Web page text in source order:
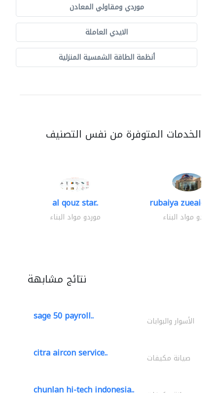
موردي ومقاولي المعادن
الايدي العاملة
أنظمة الطاقة الشمسية المنزلية
الخدمات المتوفرة من نفس التصنيف
al qouz star..
موردو مواد البناء
rubaiya zueaid
موردو مواد البناء
نتائج مشابهة
sage 50 payroll.. الأسوار والبوابات
citra aircon service.. صيانة مكيفات
chunlan hi-tech indonesia..